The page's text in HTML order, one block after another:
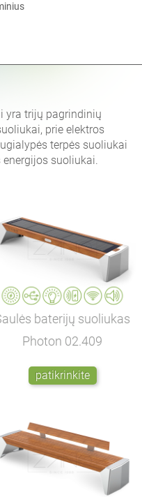
yra trijų pagrindinių
prie elektros
terpės suoliukai
suoliukai.
baterijų suoliukas
Photon 02.409
patikrinkite